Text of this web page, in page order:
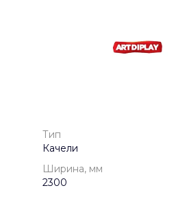
Тип
Качели
Ширина, мм
2300